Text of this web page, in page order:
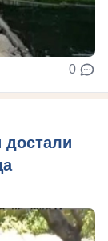
0
достали